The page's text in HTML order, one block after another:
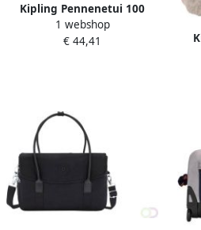
Kipling Pennenetui 100
Pens True Blue Tonal
1 webshop
€ 44,41